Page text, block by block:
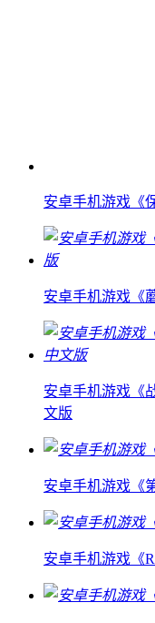
安卓手机游戏《
安卓手机游戏《
安卓手机游戏《
文版
安卓手机游戏《
安卓手机游戏《